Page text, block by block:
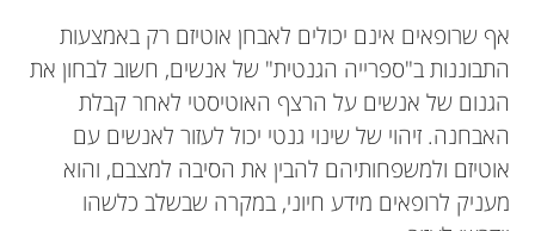
אף שרופאים אינם יכולים לאבחן אוטיזם רק באמצעות
התבוננות ב"ספרייה הגנטית" של אנשים, חשוב לבחון את
הגנום של אנשים על הרצף האוטיסטי לאחר קבלת
האבחנה. זיהוי של שינוי גנטי יכול לעזור לאנשים עם
אוטיזם ולמשפחותיהם להבין את הסיבה למצבם, והוא
מעניק לרופאים מידע חיוני, במקרה שבשלב כלשהו